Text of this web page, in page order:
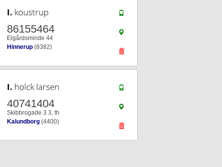
I. koustrup
86155464
Elgårdsminde 44
Hinnerup (8382)
I. holck larsen
40741404
Skibbrogade 3 3, th
Kalundborg (4400)